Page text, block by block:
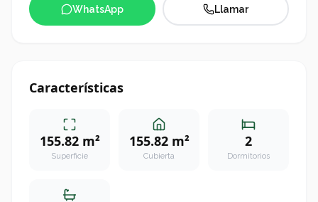
WhatsApp Llamar
Características
155.82 m²
Superficie
155.82 m²
Cubierta
2
Dormitorios